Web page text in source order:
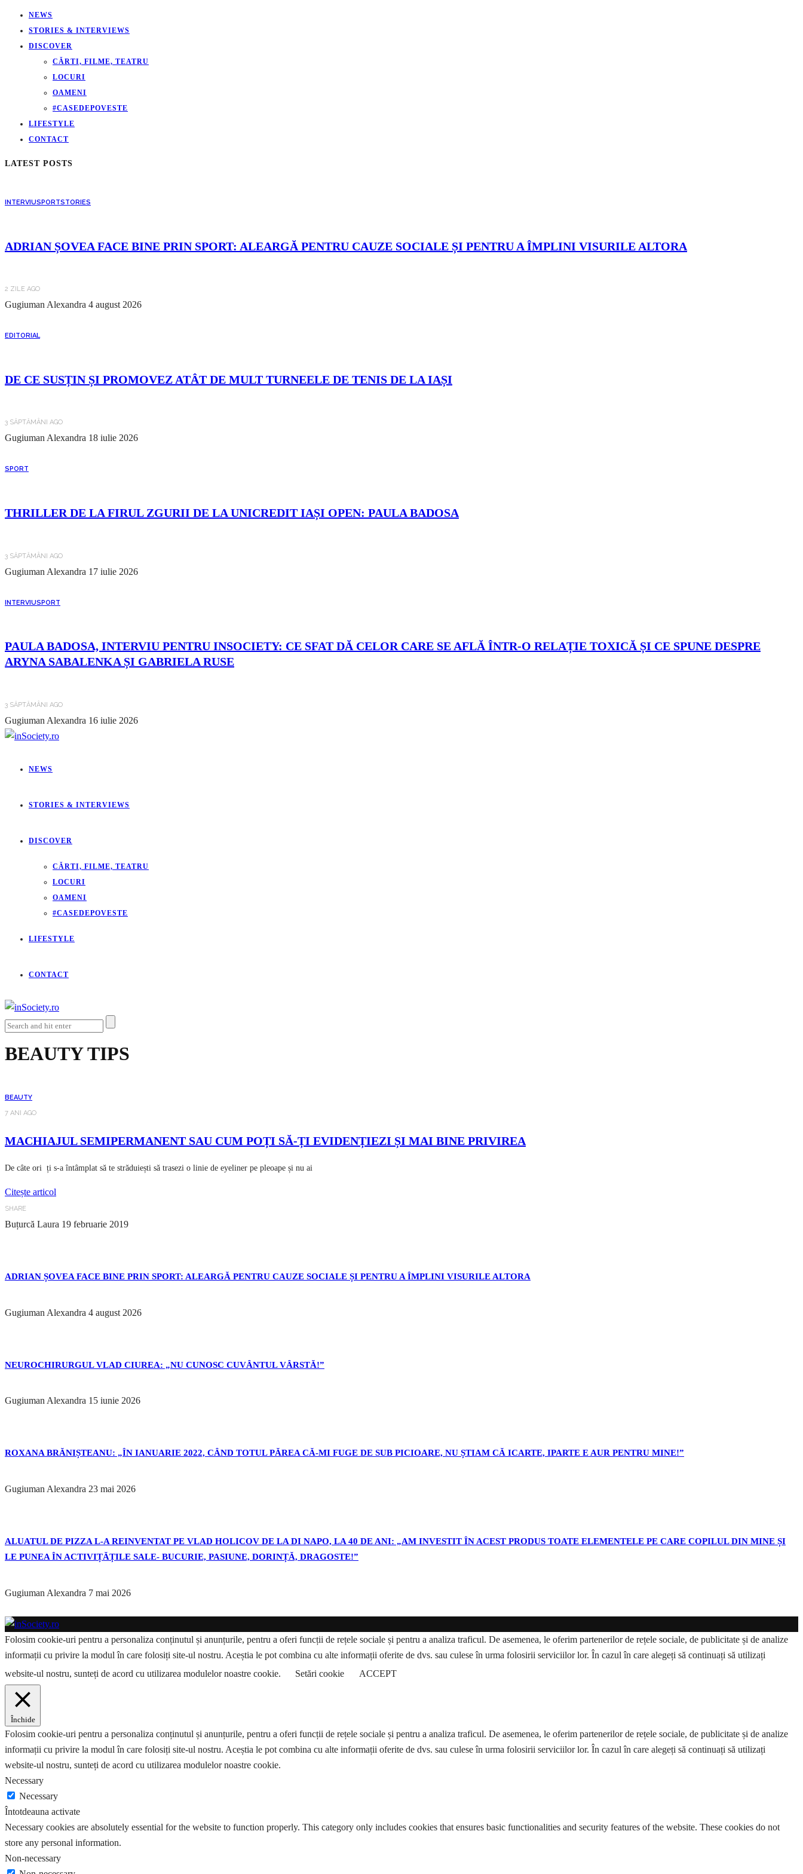
NEWS
STORIES & INTERVIEWS
DISCOVER
CĂRTI, FILME, TEATRU
LOCURI
OAMENI
#CASEDEPOVESTE
LIFESTYLE
CONTACT
LATEST POSTS
INTERVIUSPORTSTORIES
ADRIAN ȘOVEA FACE BINE PRIN SPORT: ALEARGĂ PENTRU CAUZE SOCIALE ȘI PENTRU A ÎMPLINI VISURILE ALTORA
2 ZILE AGO
Gugiuman Alexandra 4 august 2026
EDITORIAL
DE CE SUSȚIN ȘI PROMOVEZ ATÂT DE MULT TURNEELE DE TENIS DE LA IAȘI
3 SĂPTĂMÂNI AGO
Gugiuman Alexandra 18 iulie 2026
SPORT
THRILLER DE LA FIRUL ZGURII DE LA UNICREDIT IAȘI OPEN: PAULA BADOSA
3 SĂPTĂMÂNI AGO
Gugiuman Alexandra 17 iulie 2026
INTERVIUSPORT
PAULA BADOSA, INTERVIU PENTRU INSOCIETY: CE SFAT DĂ CELOR CARE SE AFLĂ ÎNTR-O RELAȚIE TOXICĂ ȘI CE SPUNE DESPRE
ARYNA SABALENKA ȘI GABRIELA RUSE
3 SĂPTĂMÂNI AGO
Gugiuman Alexandra 16 iulie 2026
NEWS
STORIES & INTERVIEWS
DISCOVER
CĂRTI, FILME, TEATRU
LOCURI
OAMENI
#CASEDEPOVESTE
LIFESTYLE
CONTACT
BEAUTY TIPS
BEAUTY
7 ANI AGO
MACHIAJUL SEMIPERMANENT SAU CUM POȚI SĂ-ȚI EVIDENȚIEZI ȘI MAI BINE PRIVIREA
De câte ori ți s-a întâmplat să te străduiești să trasezi o linie de eyeliner pe pleoape și nu ai
Citește articol
SHARE
Buțurcă Laura 19 februarie 2019
ADRIAN ȘOVEA FACE BINE PRIN SPORT: ALEARGĂ PENTRU CAUZE SOCIALE ȘI PENTRU A ÎMPLINI VISURILE ALTORA
Gugiuman Alexandra 4 august 2026
NEUROCHIRURGUL VLAD CIUREA: „NU CUNOSC CUVÂNTUL VÂRSTĂ!”
Gugiuman Alexandra 15 iunie 2026
ROXANA BRĂNIȘTEANU: „ÎN IANUARIE 2022, CÂND TOTUL PĂREA CĂ-MI FUGE DE SUB PICIOARE, NU ȘTIAM CĂ ICARTE, IPARTE E AUR PENTRU MINE!”
Gugiuman Alexandra 23 mai 2026
ALUATUL DE PIZZA L-A REINVENTAT PE VLAD HOLICOV DE LA DI NAPO, LA 40 DE ANI: „AM INVESTIT ÎN ACEST PRODUS TOATE ELEMENTELE PE CARE COPILUL DIN MINE ȘI
LE PUNEA ÎN ACTIVIȚĂȚILE SALE- BUCURIE, PASIUNE, DORINȚĂ, DRAGOSTE!”
Gugiuman Alexandra 7 mai 2026
Folosim cookie-uri pentru a personaliza conținutul și anunțurile, pentru a oferi funcții de rețele sociale și pentru a analiza traficul. De asemenea, le oferim partenerilor de rețele sociale, de publicitate și de analize
informații cu privire la modul în care folosiți site-ul nostru. Aceștia le pot combina cu alte informații oferite de dvs. sau culese în urma folosirii serviciilor lor. În cazul în care alegeți să continuați să utilizați
website-ul nostru, sunteți de acord cu utilizarea modulelor noastre cookie.
Setări cookie ACCEPT
Închide
Folosim cookie-uri pentru a personaliza conținutul și anunțurile, pentru a oferi funcții de rețele sociale și pentru a analiza traficul. De asemenea, le oferim partenerilor de rețele sociale, de publicitate și de analize
informații cu privire la modul în care folosiți site-ul nostru. Aceștia le pot combina cu alte informații oferite de dvs. sau culese în urma folosirii serviciilor lor. În cazul în care alegeți să continuați să utilizați
website-ul nostru, sunteți de acord cu utilizarea modulelor noastre cookie.
Necessary
Necessary
Întotdeauna activate
Necessary cookies are absolutely essential for the website to function properly. This category only includes cookies that ensures basic functionalities and security features of the website. These cookies do not
store any personal information.
Non-necessary